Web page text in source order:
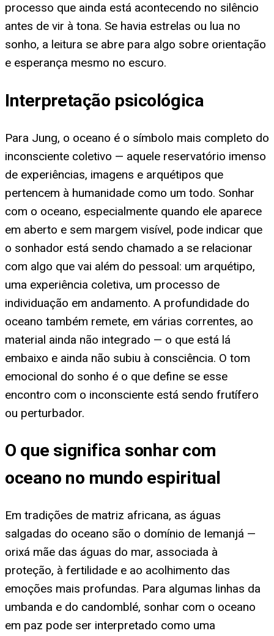
processo que ainda está acontecendo no silêncio
antes de vir à tona. Se havia estrelas ou lua no
sonho, a leitura se abre para algo sobre orientação
e esperança mesmo no escuro.
Interpretação psicológica
Para Jung, o oceano é o símbolo mais completo do
inconsciente coletivo — aquele reservatório imenso
de experiências, imagens e arquétipos que
pertencem à humanidade como um todo. Sonhar
com o oceano, especialmente quando ele aparece
em aberto e sem margem visível, pode indicar que
o sonhador está sendo chamado a se relacionar
com algo que vai além do pessoal: um arquétipo,
uma experiência coletiva, um processo de
individuação em andamento. A profundidade do
oceano também remete, em várias correntes, ao
material ainda não integrado — o que está lá
embaixo e ainda não subiu à consciência. O tom
emocional do sonho é o que define se esse
encontro com o inconsciente está sendo frutífero
ou perturbador.
O que significa sonhar com
oceano no mundo espiritual
Em tradições de matriz africana, as águas
salgadas do oceano são o domínio de Iemanjá —
orixá mãe das águas do mar, associada à
proteção, à fertilidade e ao acolhimento das
emoções mais profundas. Para algumas linhas da
umbanda e do candomblé, sonhar com o oceano
em paz pode ser interpretado como uma